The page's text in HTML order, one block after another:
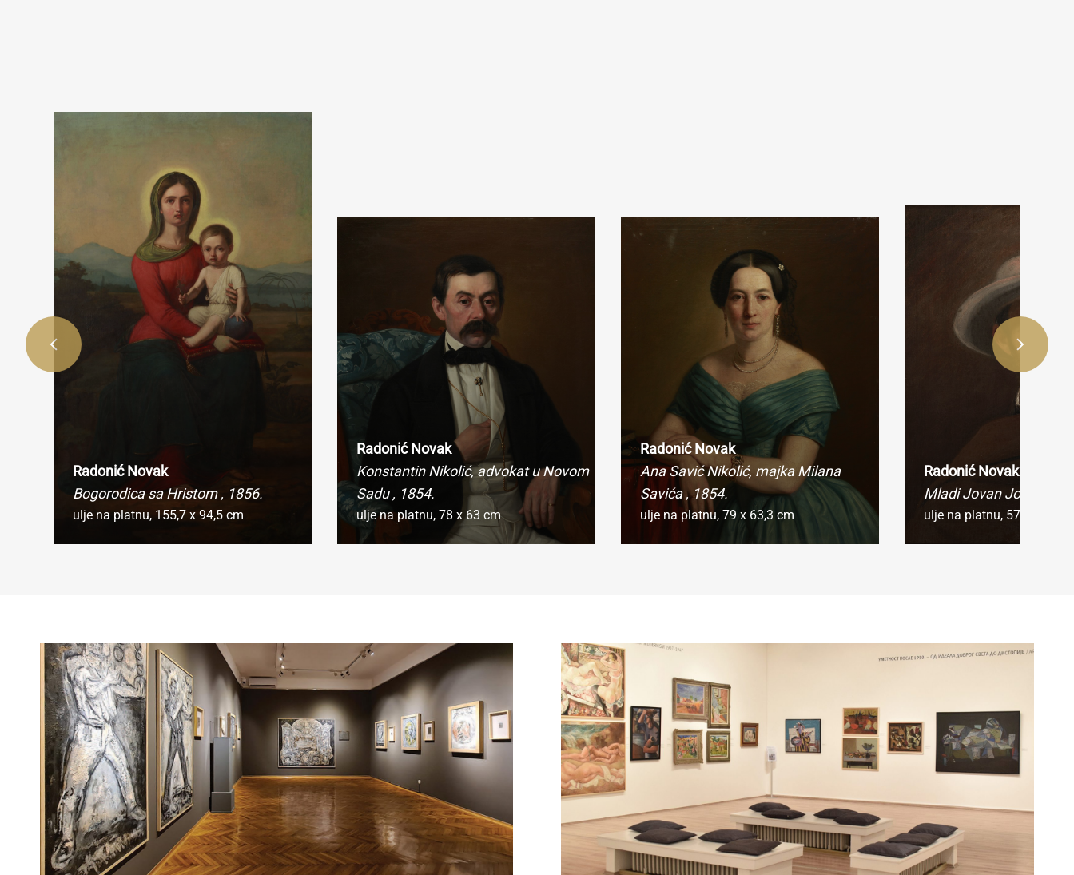
Radonić Novak
Bogorodica sa Hristom , 1856.
ulje na platnu, 155,7 x 94,5 cm
Radonić Novak
Konstantin Nikolić, advokat u Novom
Sadu , 1854.
ulje na platnu,78 x 63 cm
Radonić Novak
Ana Savić Nikolić, majka Milana
Savića , 1854.
ulje na platnu, 79 x 63,3 cm
Radonić Novak
Mladi Jovan Jovanović
ulje na platnu, 57 x 44 cm